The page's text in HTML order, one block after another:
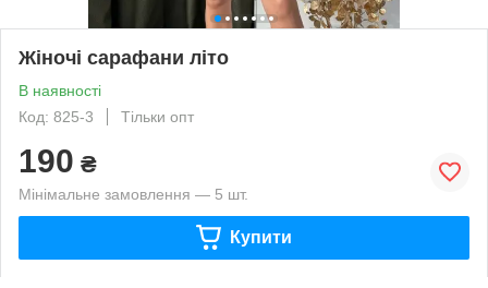
Жіночі сарафани літо
В наявності
Код: 825-3
Тільки опт
190 ₴
Мінімальне замовлення — 5 шт.
Купити